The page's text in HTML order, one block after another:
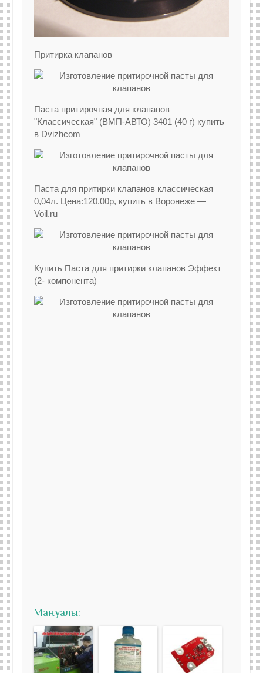
Притирка клапанов
Паста притирочная для клапанов
"Классическая" (ВМП-АВТО) 3401 (40 г) купить
в Dvizhcom
Паста для притирки клапанов классическая
0,04л. Цена:120.00р, купить в Воронеже —
Voil.ru
Купить Паста для притирки клапанов Эффект
(2- компонента)
Мануалы: